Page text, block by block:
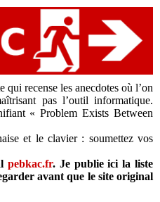
recense les anecdotes où l’on
pas l’outil informatique.
« Problem Exists Between
et le clavier : soumettez vos
pebkac.fr. Je publie ici la liste
avant que le site original